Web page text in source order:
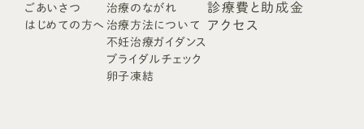
ごあいさつ
はじめての方へ
治療のながれ
治療方法について
不妊治療ガイダンス
ブライダルチェック
卵子凍結
診療費と助成金
アクセス